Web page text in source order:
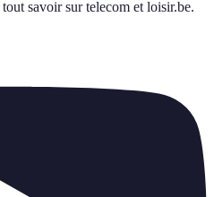
savoir sur telecom et loisir.be.